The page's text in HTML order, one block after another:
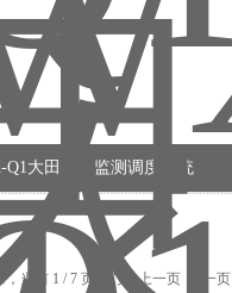
Q1大田四情监测调度系统
，当前 1 / 7 页 首页 上一页 下一页